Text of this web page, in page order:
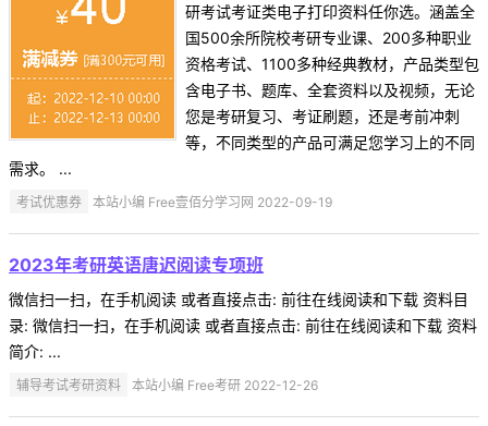
研考试考证类电子打印资料任你选。涵盖全
国500余所院校考研专业课、200多种职业
资格考试、1100多种经典教材，产品类型包
含电子书、题库、全套资料以及视频，无论
您是考研复习、考证刷题，还是考前冲刺
等，不同类型的产品可满足您学习上的不同
需求。 ...
考试优惠券 本站小编 Free壹佰分学习网 2022-09-19
2023年考研英语唐迟阅读专项班
微信扫一扫，在手机阅读 或者直接点击: 前往在线阅读和下载 资料目
录: 微信扫一扫，在手机阅读 或者直接点击: 前往在线阅读和下载 资料
简介: ...
辅导考试考研资料 本站小编 Free考研 2022-12-26